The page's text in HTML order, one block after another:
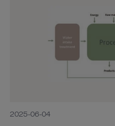
2025-06-04